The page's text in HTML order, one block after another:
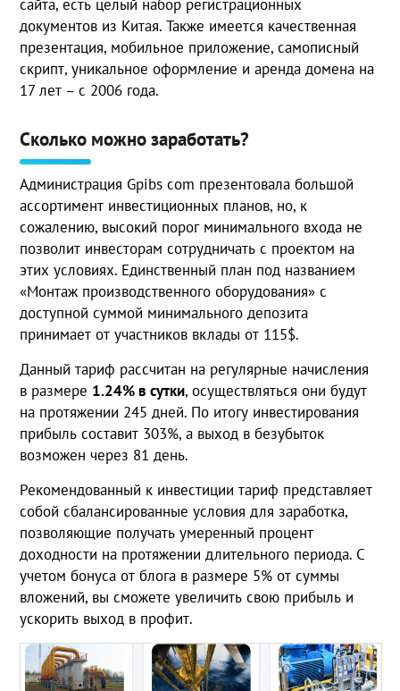
сайта, есть целый набор регистрационных
документов из Китая. Также имеется качественная
презентация, мобильное приложение, самописный
скрипт, уникальное оформление и аренда домена на
17 лет – с 2006 года.
Сколько можно заработать?
Администрация Gpibs com презентовала большой
ассортимент инвестиционных планов, но, к
сожалению, высокий порог минимального входа не
позволит инвесторам сотрудничать с проектом на
этих условиях. Единственный план под названием
«Монтаж производственного оборудования» с
доступной суммой минимального депозита
принимает от участников вклады от 115$.
Данный тариф рассчитан на регулярные начисления
в размере 1.24% в сутки, осуществляться они будут
на протяжении 245 дней. По итогу инвестирования
прибыль составит 303%, а выход в безубыток
возможен через 81 день.
Рекомендованный к инвестиции тариф представляет
собой сбалансированные условия для заработка,
позволяющие получать умеренный процент
доходности на протяжении длительного периода. С
учетом бонуса от блога в размере 5% от суммы
вложений, вы сможете увеличить свою прибыль и
ускорить выход в профит.